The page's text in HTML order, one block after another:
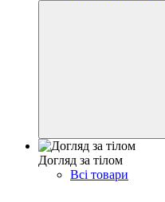
Догляд за тілом
Всі товари